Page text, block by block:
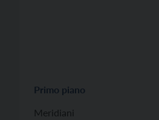
Primo piano
Meridiani